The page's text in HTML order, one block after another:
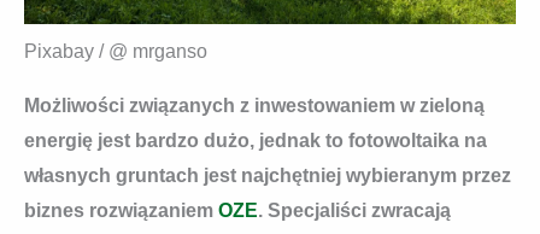
Pixabay / @ mrganso
Możliwości związanych z inwestowaniem w zieloną
energię jest bardzo dużo, jednak to fotowoltaika na
własnych gruntach jest najchętniej wybieranym przez
biznes rozwiązaniem OZE. Specjaliści zwracają